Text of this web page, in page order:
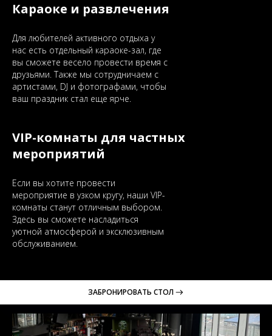
Караоке и развлечения
Для любителей активного отдыха у
нас есть отдельный караоке-зал, где
вы сможете весело провести время с
друзьями. Также мы сотрудничаем с
артистами, DJ и фотографами, чтобы
ваш праздник стал еще ярче.
VIP-комнаты для частных
мероприятий
Если вы хотите провести
мероприятие в узком кругу, наши VIP-
комнаты станут отличным выбором.
Здесь вы сможете насладиться
уютной атмосферой и эксклюзивным
обслуживанием.
ЗАБРОНИРОВАТЬ СТОЛ